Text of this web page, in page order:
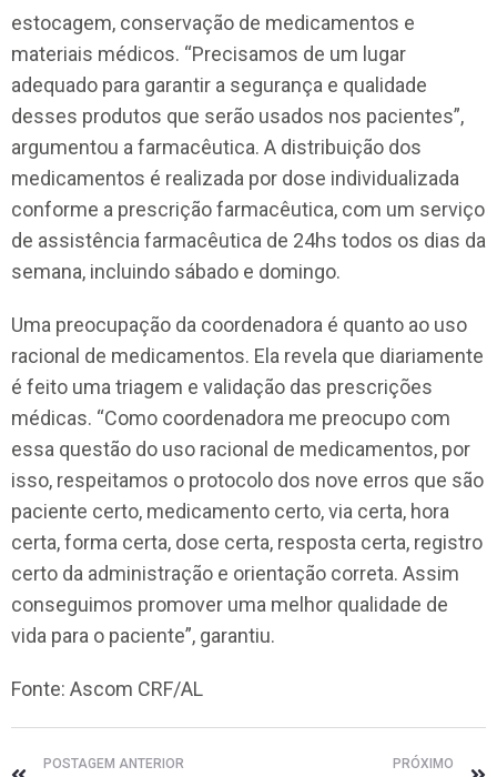
estocagem, conservação de medicamentos e
materiais médicos. “Precisamos de um lugar
adequado para garantir a segurança e qualidade
desses produtos que serão usados nos pacientes”,
argumentou a farmacêutica. A distribuição dos
medicamentos é realizada por dose individualizada
conforme a prescrição farmacêutica, com um serviço
de assistência farmacêutica de 24hs todos os dias da
semana, incluindo sábado e domingo.
Uma preocupação da coordenadora é quanto ao uso
racional de medicamentos. Ela revela que diariamente
é feito uma triagem e validação das prescrições
médicas. “Como coordenadora me preocupo com
essa questão do uso racional de medicamentos, por
isso, respeitamos o protocolo dos nove erros que são
paciente certo, medicamento certo, via certa, hora
certa, forma certa, dose certa, resposta certa, registro
certo da administração e orientação correta. Assim
conseguimos promover uma melhor qualidade de
vida para o paciente”, garantiu.
Fonte: Ascom CRF/AL
POSTAGEM ANTERIOR PRÓXIMO